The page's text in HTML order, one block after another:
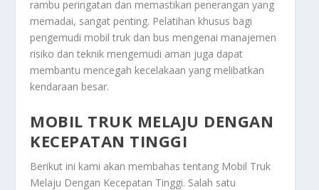
rambu peringatan dan memastikan penerangan yang
memadai, sangat penting. Pelatihan khusus bagi
pengemudi mobil truk dan bus mengenai manajemen
risiko dan teknik mengemudi aman juga dapat
membantu mencegah kecelakaan yang melibatkan
kendaraan besar.
MOBIL TRUK MELAJU DENGAN
KECEPATAN TINGGI
Berikut ini kami akan membahas tentang Mobil Truk
Melaju Dengan Kecepatan Tinggi. Salah satu